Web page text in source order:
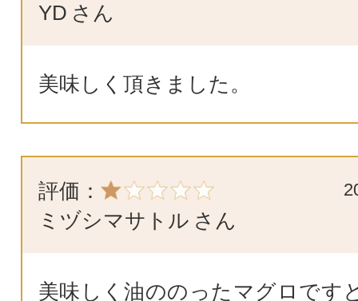
YD さん
美味しく頂きました。
評価：
ミヅシマサトル さん
美味しく油ののったマグロです